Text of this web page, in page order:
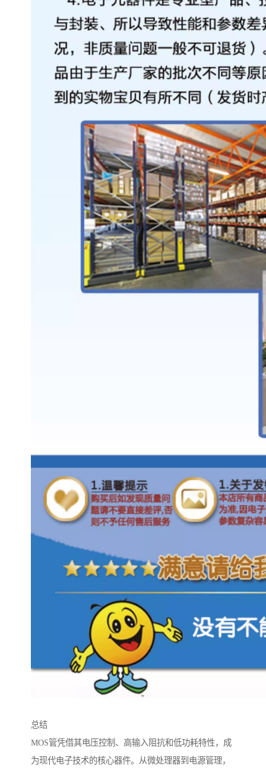
总结
MOS管凭借其电压控制、高输入阻抗和低功耗特性，成
为现代电子技术的核心器件。从微处理器到电源管理，